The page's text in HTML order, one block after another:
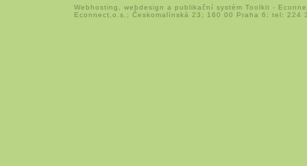
Webhosting webdesign a publikační systém Toolkit -
Econnect,o.s.; Českomalínská 23; 160 00 Praha 6; tel: 224